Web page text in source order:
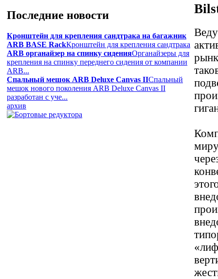
Последние новости
Кронштейн для крепления сандтрака на багажник
ARB BASE RackКронштейн для крепления сандтрака
ARB органайзер на спинку сиденияОрганайзеры для
крепления на спинку переднего сидения от компании
ARB...
Спальный мешок ARB Deluxe Canvas IIСпальный
мешок нового поколения ARB Deluxe Canvas II
разработан с уче...
архив